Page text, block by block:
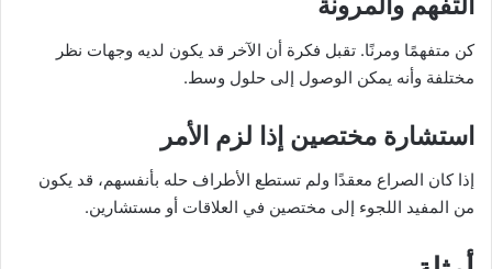
كن متفهمًا ومرنًا. تقبل فكرة أن الآخر قد يكون لديه وجهات نظر
مختلفة وأنه يمكن الوصول إلى حلول وسط.
استشارة مختصين إذا لزم الأمر
إذا كان الصراع معقدًا ولم تستطع الأطراف حله بأنفسهم، قد يكون
من المفيد اللجوء إلى مختصين في العلاقات أو مستشارين.